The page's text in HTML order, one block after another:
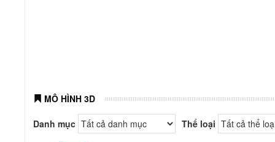
MÔ HÌNH 3D
Danh mục Thể loại